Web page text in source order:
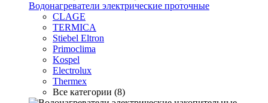
Водонагреватeли электрические проточные
CLAGE
TERMICA
Stiebel Eltron
Primoclima
Kospel
Electrolux
Thermex
Все категории (8)